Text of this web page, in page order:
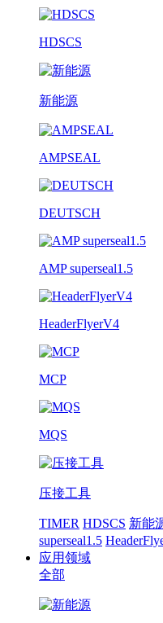
HDSCS
新能源
AMPSEAL
DEUTSCH
AMP superseal1.5
HeaderFlyerV4
MCP
MQS
压接工具
TIMER HDSCS 新能
superseal1.5
应用领域
全部